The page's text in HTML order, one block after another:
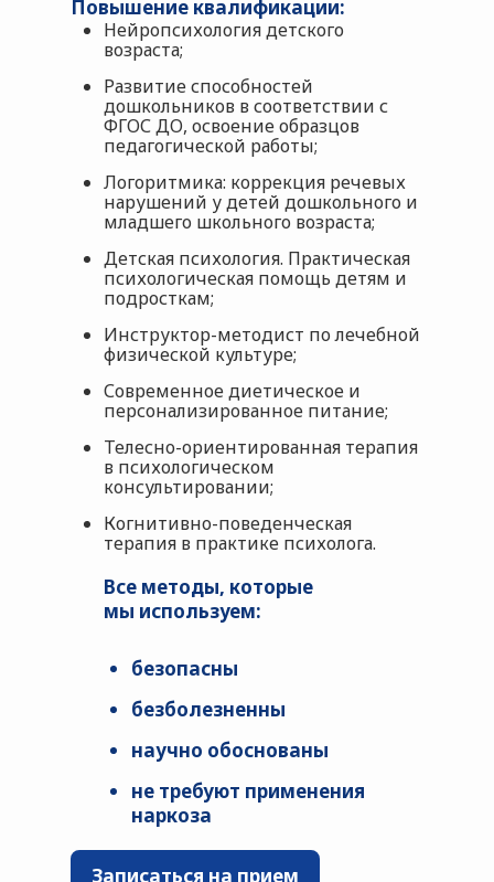
Повышение квалификации:
Нейропсихология детского
возраста;
Развитие способностей
дошкольников в соответствии с
ФГОС ДО, освоение образцов
педагогической работы;
Логоритмика: коррекция речевых
нарушений у детей дошкольного и
младшего школьного возраста;
Детская психология. Практическая
психологическая помощь детям и
подросткам;
Инструктор-методист по лечебной
физической культуре;
Современное диетическое и
персонализированное питание;
Телесно-ориентированная терапия
в психологическом
консультировании;
Когнитивно-поведенческая
терапия в практике психолога.
Все методы, которые
мы используем:
безопасны
безболезненны
научно обоснованы
не требуют применения
наркоза
Записаться на прием